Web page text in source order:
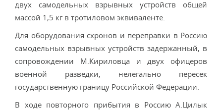
двух самодельных взрывных устройств общей
массой 1,5 кг в тротиловом эквиваленте.
Для оборудования схронов и переправки в Россию
самодельных взрывных устройств задержанный, в
сопровождении М.Кириловца и двух офицеров
военной разведки, нелегально пересек
государственную границу Российской Федерации.
В ходе повторного прибытия в Россию А.Цилык